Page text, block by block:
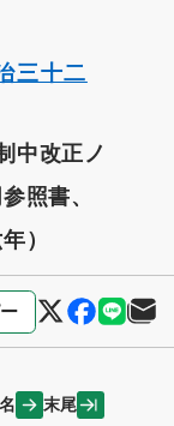
三十二
中改正ノ
照書、
）
末尾